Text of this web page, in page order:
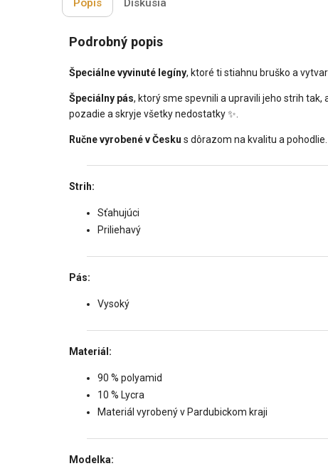
Podrobný popis
Špeciálne vyvinuté legíny, ktoré ti stiahnu bruško a
Špeciálny pás, ktorý sme spevnili a upravili jeho strih
pozadie a skryje všetky nedostatky ✨.
Ručne vyrobené v Česku s dôrazom na kvalitu a pohodlie.
Strih:
Sťahujúci
Priliehavý
Pás:
Vysoký
Materiál:
90 % polyamid
10 % Lycra
Materiál vyrobený v Pardubickom kraji
Modelka: